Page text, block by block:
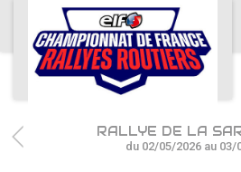
ACCUEIL
ACTUS
CALENDRIER
CHAMPIONNAT
RALLYE DE LA
du 02/05/2026 au 03/